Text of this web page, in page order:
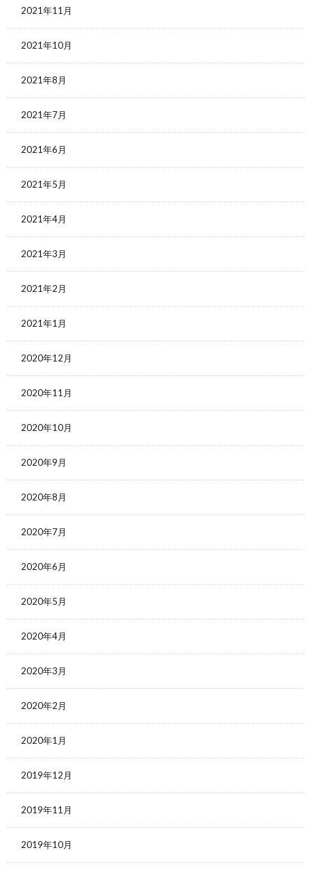
2021年11月
2021年10月
2021年8月
2021年7月
2021年6月
2021年5月
2021年4月
2021年3月
2021年2月
2021年1月
2020年12月
2020年11月
2020年10月
2020年9月
2020年8月
2020年7月
2020年6月
2020年5月
2020年4月
2020年3月
2020年2月
2020年1月
2019年12月
2019年11月
2019年10月